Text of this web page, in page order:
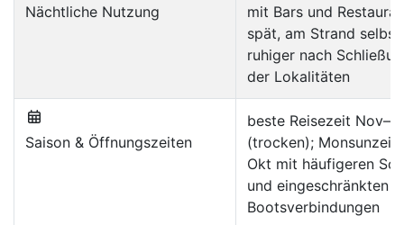
Nächtliche Nutzung
mit Bars und
spät, am Strand selbst
ruhiger nach
der Lokalitäten
Saison & Öffnungszeiten
beste Reisezeit
(trocken); Monsunzeit
Okt mit häufigeren
und eingeschränkten
Bootsverbindungen